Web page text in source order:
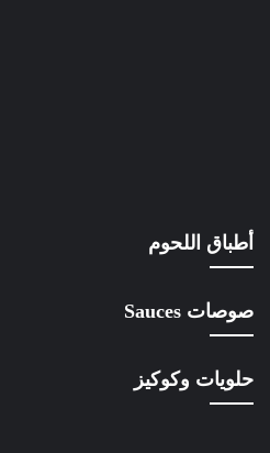
أطباق اللحوم
صوصات Sauces
حلويات وكوكيز